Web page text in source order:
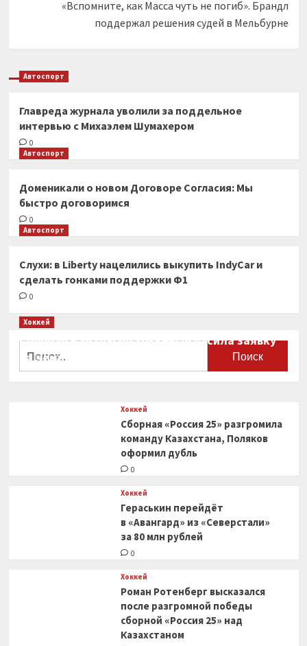
«Вспомните, как Масса чуть не погиб». Брандл
поддержал решения судей в Мельбурне
Автоспорт
Главреда журнала уволили за поддельное
интервью с Михаэлем Шумахером
0
Автоспорт
Доменикали о новом Договоре Согласия: Мы
быстро договоримся
0
Автоспорт
Слухи: в Liberty нацелились выкупить IndyCar и
сделать гонками поддержки Ф1
0
Хоккей
Сборная Канады по хоккею огласила заявку
на чемпионат мира
Хоккей
Сборная «Россия 25» разгромила
команду Казахстана, Поляков
оформил дубль
0
Хоккей
Гераськин перейдёт
в «Авангард» из «Северстали»
за 80 млн рублей
0
Хоккей
Роман Ротенберг высказался
после разгромной победы
сборной «Россия 25» над
Казахстаном